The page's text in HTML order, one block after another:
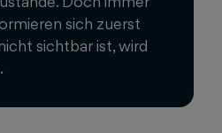
sich zuerst
sichtbar ist, wird